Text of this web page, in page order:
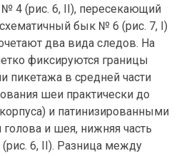
№ 4 (рис. 6, II), пересекающий
бык № 6 (рис. 7, I)
два вида следов. На
фиксируются границы
в средней части
шеи практически до
и патинизированными
и шея, нижняя часть
6, II). Разница между